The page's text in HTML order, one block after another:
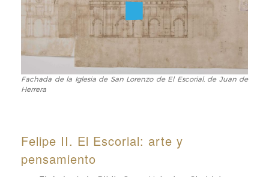
Fachada
de
San
Lorenzo
de
Fachada de la Iglesia de San Lorenzo de El Escorial, de Juan de
Herrera
Felipe II. El Escorial: arte y
pensamiento